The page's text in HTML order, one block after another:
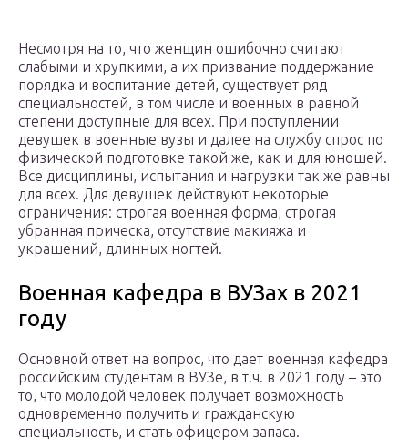
Несмотря на то, что женщин ошибочно считают
слабыми и хрупкими, а их призвание поддержание
порядка и воспитание детей, существует ряд
специальностей, в том числе и военных в равной
степени доступные для всех. При поступлении
девушек в военные вузы и далее на службу спрос по
физической подготовке такой же, как и для юношей.
Все дисциплины, испытания и нагрузки так же равны
для всех. Для девушек действуют некоторые
ограничения: строгая военная форма, строгая
убранная прическа, отсутствие макияжа и
украшений, длинных ногтей.
Военная кафедра в ВУЗах в 2021
году
Основной ответ на вопрос, что дает военная кафедра
российским студентам в ВУЗе, в т.ч. в 2021 году – это
то, что молодой человек получает возможность
одновременно получить и гражданскую
специальность, и стать офицером запаса.